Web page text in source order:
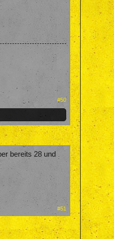
#50
bereits 28 und
#51